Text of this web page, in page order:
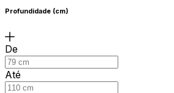
Profundidade (cm)
De
Até